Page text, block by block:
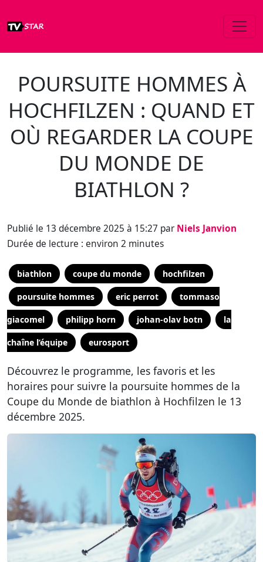
POURSUITE HOMMES À
HOCHFILZEN : QUAND ET
OÙ REGARDER LA COUPE
DU MONDE DE
BIATHLON ?
Publié le 13 décembre 2025 à 15:27 par Niels Janvion
Durée de lecture : environ 2 minutes
biathlon coupe du monde hochfilzen
poursuite hommes eric perrot tommaso
giacomel philipp horn johan-olav botn la
chaîne l’équipe eurosport
Découvrez le programme, les favoris et les
horaires pour suivre la poursuite hommes de la
Coupe du Monde de biathlon à Hochfilzen le 13
décembre 2025.